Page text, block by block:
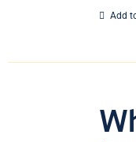
Add